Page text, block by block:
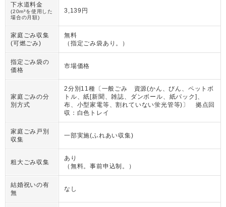
下水道料金
(20m³を使用した
場合の月額)
3,139円
家庭ごみ収集
(可燃ごみ)
無料
（ 指定ごみ袋あり。 ）
指定ごみ袋の
価格
市場価格
家庭ごみの分
別方式
2分別11種〔一般ごみ 資源(かん、びん、ペットボ
トル、紙[新聞、雑誌、ダンボール、紙パック]、
布、小型家電等、割れていない蛍光管等)〕 拠点回
収：白色トレイ
家庭ごみ戸別
収集
一部実施(ふれあい収集)
粗大ごみ収集
あり
（ 無料。事前申込制。 ）
結婚祝いの有
無
なし